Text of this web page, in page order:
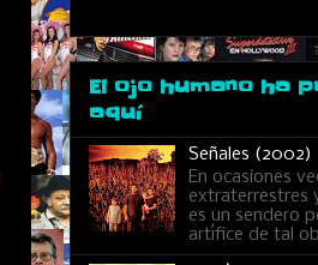
El ojo humano ha
aquí
Señales (2002)
En ocasiones
extraterrestres
es un sendero
artífice de tal